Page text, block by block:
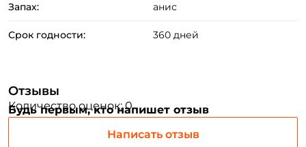
Запах: анис
Срок годности: 360 дней
Отзывы
Количество оценок: 0
Будь первым, кто напишет отзыв
Написать отзыв
ФИО: *
Номер телефона: *